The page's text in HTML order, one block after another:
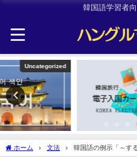
韓国語学習者
ホーム 文法 韓国語の例示「～す